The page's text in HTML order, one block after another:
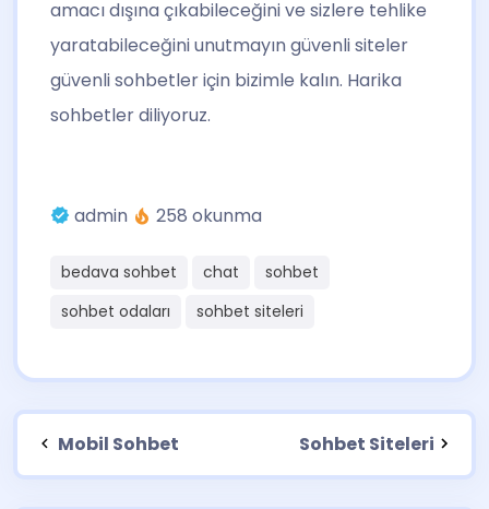
amacı dışına çıkabileceğini ve sizlere tehlike
yaratabileceğini unutmayın güvenli siteler
güvenli sohbetler için bizimle kalın. Harika
sohbetler diliyoruz.
admin 258 okunma
bedava sohbet chat
sohbet
sohbet odaları
sohbet siteleri
Mobil Sohbet Sohbet Siteleri